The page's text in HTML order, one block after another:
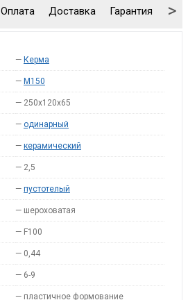
Оплата Доставка Гарантия >
— Керма
— M150
— 250х120х65
— одинарный
— керамический
— 2,5
— пустотелый
— шероховатая
— F100
— 0,44
— 6-9
— пластичное формование